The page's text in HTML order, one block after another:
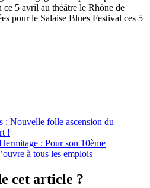
ce 5 avril au théâtre le Rhône de
pour le Salaise Blues Festival ces 5
: Nouvelle folle ascension du
!
: Pour son 10ème
à tous les emplois
cet article ?